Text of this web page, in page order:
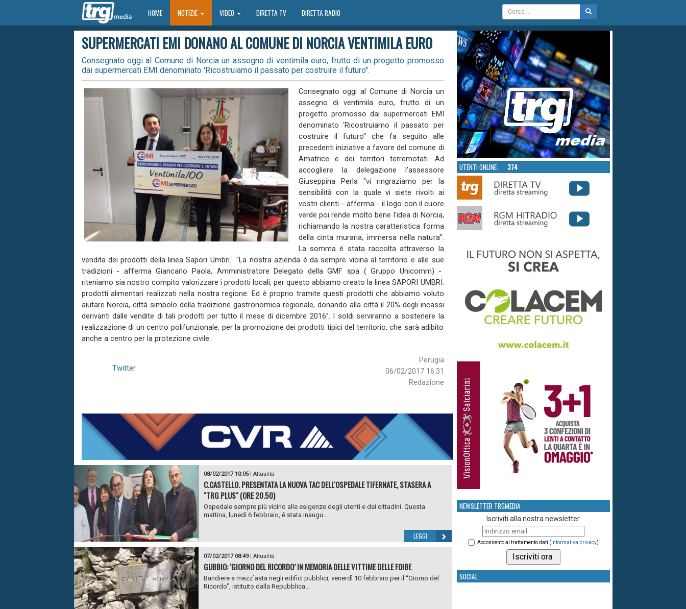
HOMEHOME NOTIZIE VIDEO DIRETTA TV DIRETTA RADIO
SUPERMERCATI EMI DONANO AL COMUNE DI NORCIA VENTIMILA EURO
Consegnato oggi al Comune di Norcia un assegno di ventimila euro, frutto di un progetto promosso
dai supermercati EMI denominato 'Ricostruiamo il passato per costruire il futuro".
Consegnato oggi al Comune di Norcia un
assegno di ventimila euro, frutto di un
progetto promosso dai supermercati EMI
denominato 'Ricostruiamo il passato per
costruire il futuro" che fa seguito alle
precedenti iniziative a favore del comune di
Amatrice e dei territori terremotati. Ad
accogliere la delegazione l'assessore
Giuseppina Perla "vi ringraziamo per la
sensibilità con la quale vi siete rivolti ai
vostri clienti - afferma - il logo con il cuore
verde poi rende molto bene l'idea di Norcia,
richiamando la nostra caratteristica forma
della cinta muraria, immersa nella natura".
La somma é stata raccolta attraverso la
vendita dei prodotti della linea Sapori Umbri.
"La nostra azienda é da sempre vicina al territorio e alle sue
tradizioni - afferma Giancarlo Paola, Amministratore Delegato della GMF spa ( Gruppo Unicomm) -
riteniamo sia nostro compito valorizzare i prodotti locali, per questo abbiamo creato la linea SAPORI UMBRI:
prodotti alimentari realizzati nella nostra regione. Ed è proprio tramite questi prodotti che abbiamo voluto
aiutare Norcia, città simbolo della tradizione gastronomica regionale, donando alla città il 20% degli incassi
derivanti dalle vendite di tali prodotti per tutto il mese di dicembre 2016”. I soldi serviranno a sostenere la
realizzazione di un centro polifunzionale, per la promozione dei prodotti tipici del territorio, che sarà adibito
anche a centro per la protezione civile.
Perugia
06/02/2017 16:31
Redazione
Twitter
08/02/2017 10:05| Attualità
C.CASTELLO. PRESENTATA LA NUOVA TAC DELL'OSPEDALE TIFERNATE, STASERA A
"TRG PLUS" (ORE 20.50)
Ospedale sempre più vicino alle esigenze degli utenti e dei cittadini. Questa
mattina, lunedì 6 febbraio, è stata inaugu...
LEGGI
07/02/2017 08:49| Attualità
GUBBIO: ‘GIORNO DEL RICORDO’ IN MEMORIA DELLE VITTIME DELLE FOIBE
Bandiere a mezz`asta negli edifici pubblici, venerdì 10 febbraio per il “Giorno del
Ricordo”, istituito dalla Repubblica...
UTENTI ONLINE: 374
NEWSLETTER TRGMEDIA
Iscriviti alla nostra newsletter
Acconsento al trattamento dati (informativa privacy)
SOCIAL